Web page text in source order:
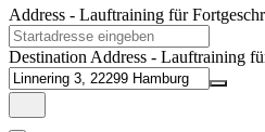
Address - Lauftraining für
Destination Address - Lauftraining